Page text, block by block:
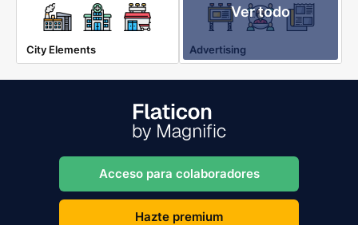
City Elements
Ver todo
Advertising
Acceso para colaboradores
Hazte premium